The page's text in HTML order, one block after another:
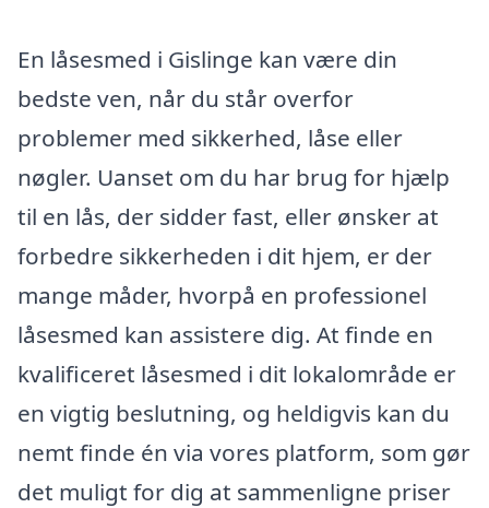
En låsesmed i Gislinge kan være din
bedste ven, når du står overfor
problemer med sikkerhed, låse eller
nøgler. Uanset om du har brug for hjælp
til en lås, der sidder fast, eller ønsker at
forbedre sikkerheden i dit hjem, er der
mange måder, hvorpå en professionel
låsesmed kan assistere dig. At finde en
kvalificeret låsesmed i dit lokalområde er
en vigtig beslutning, og heldigvis kan du
nemt finde én via vores platform, som gør
det muligt for dig at sammenligne priser